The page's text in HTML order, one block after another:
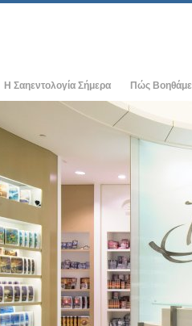
Η Σαηεντολογία Σήμερα
Εκκλησίες της Σαηεντολογίας
Νέες Εκκλησίες της Σαηεντολογίας
Ανώτεροι οργανισμοί
Η Βάση του Φλαγκ
Freewinds
Φέρνοντας τη Σαηεντολογία στον Κόσμο
Ντέιβιντ Μισκάβιτς - Εκκλησιαστικός
Ηγέτης της Σαηεντολογίας
Πώς Βοηθάμε